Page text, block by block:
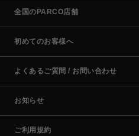
全国のPARCO店舗
初めてのお客様へ
よくあるご質問 / お問い合わせ
お知らせ
ご利用規約